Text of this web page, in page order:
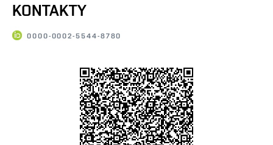
KONTAKTY
0000-0002-5544-8780